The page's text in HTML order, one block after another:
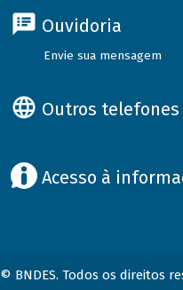
Ouvidoria
Envie sua mensagem
Outros telefones
Acesso à
© BNDES. Todos os direitos